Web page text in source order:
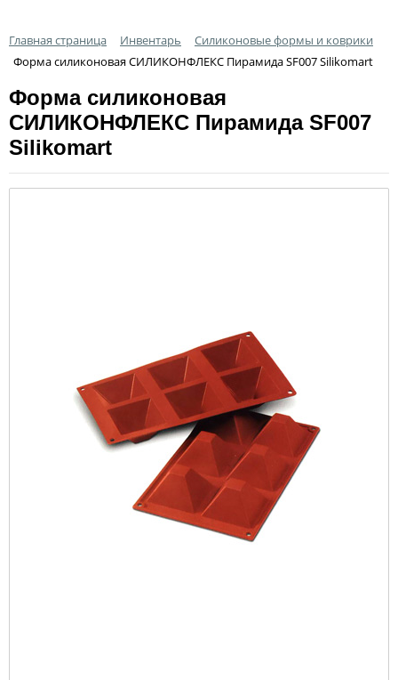
Главная страница Инвентарь
Силиконовые формы и коврики
Форма силиконовая СИЛИКОНФЛЕКС Пирамида SF007 Silikomart
Форма силиконовая
СИЛИКОНФЛЕКС Пирамида SF007
Silikomart